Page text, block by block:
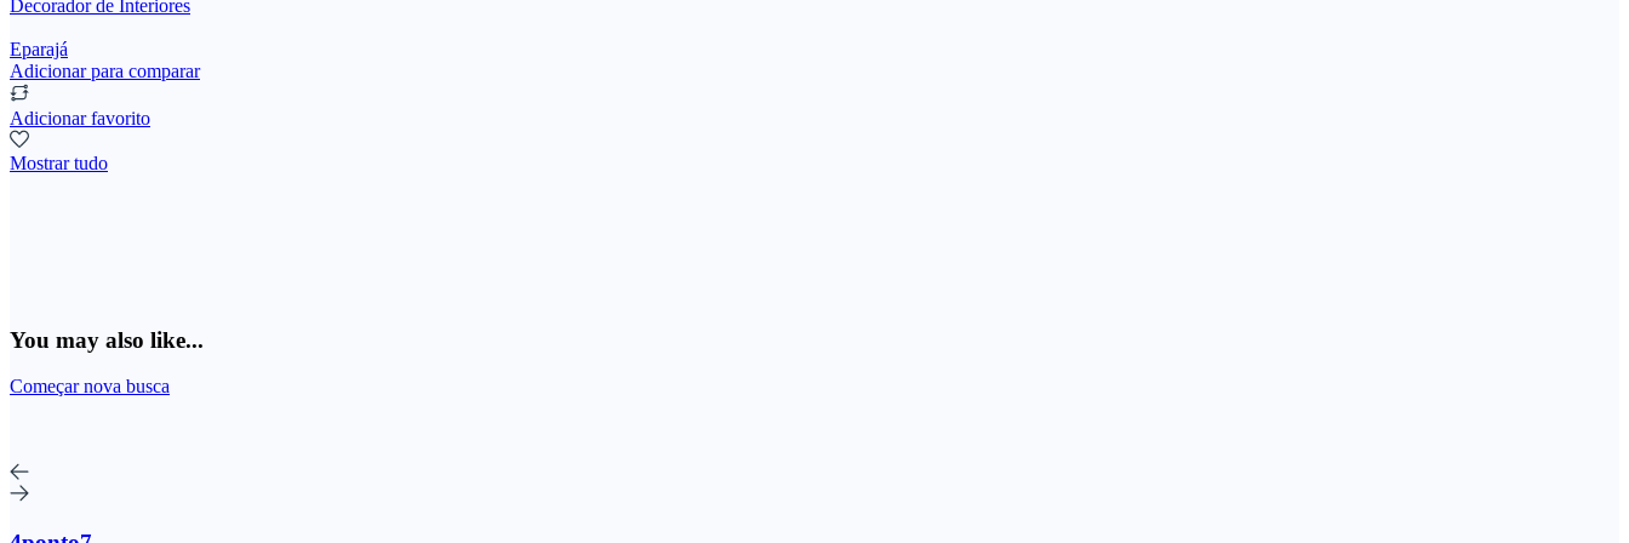
Decorador de Interiores
Eparajá
Adicionar para comparar
Adicionar favorito
Mostrar tudo
You may also like...
Começar nova busca